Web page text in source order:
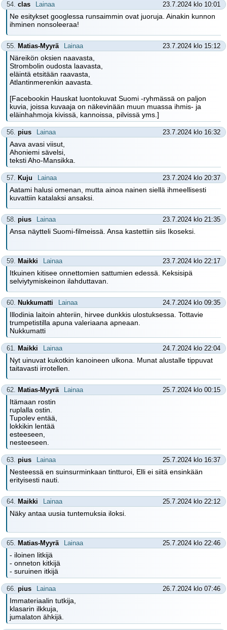
54. clas Lainaa 23.7.2024 klo 10:01
Ne esitykset googlessa runsaimmin ovat juoruja. Ainakin kunnon
ihminen nonsoleeraa!
55. Matias-Myyrä Lainaa 23.7.2024 klo 15:12
Näreikön oksien naavasta,
Strombolin oudosta laavasta,
eläintä etsitään raavasta,
Atlantinmerenkin aavasta.
[Facebookin Hauskat luontokuvat Suomi -ryhmässä on paljon
kuvia, joissa kuvaaja on näkevinään muun muassa ihmis- ja
eläinhahmoja kivissä, kannoissa, pilvissä yms.]
56. pius Lainaa 23.7.2024 klo 16:32
Aava avasi viisut,
Ahoniemi sävelsi,
teksti Aho-Mansikka.
57. Kuju Lainaa 23.7.2024 klo 20:37
Aatami halusi omenan, mutta ainoa nainen siellä ihmeellisesti
kuvattiin katalaksi ansaksi.
58. pius Lainaa 23.7.2024 klo 21:35
Ansa näytteli Suomi-filmeissä. Ansa kastettiin siis Ikoseksi.
59. Maikki Lainaa 23.7.2024 klo 22:17
Itkuinen kitisee onnettomien sattumien edessä. Keksisipä
selviytymiskeinon ilahduttavan.
60. Nukkumatti Lainaa 24.7.2024 klo 09:35
Illodinia laitoin ahteriin, hirvee dunkkis ulostuksessa. Tottavie
trumpetistilla apuna valeriaana apneaan.
Nukkumatti
61. Maikki Lainaa 24.7.2024 klo 22:04
Nyt uinuvat kukotkin kanoineen ulkona. Munat alustalle tippuvat
taitavasti irrotellen.
62. Matias-Myyrä Lainaa 25.7.2024 klo 00:15
Itämaan rostin
ruplalla ostin.
Tupolev entää,
lokkikin lentää
esteeseen,
nesteeseen.
63. pius Lainaa 25.7.2024 klo 16:37
Nesteessä en suinsurminkaan tintturoi, Elli ei siitä ensinkään
erityisesti nauti.
64. Maikki Lainaa 25.7.2024 klo 22:12
Näky antaa uusia tuntemuksia iloksi.
65. Matias-Myyrä Lainaa 25.7.2024 klo 22:46
- iloinen litkijä
- onneton kitkijä
- suruinen itkijä
66. pius Lainaa 26.7.2024 klo 07:46
Immateriaalin tutkija,
klasarin ilkkuja,
jumalaton ähkijä.